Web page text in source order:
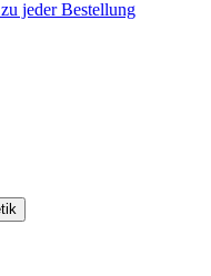
zu jeder Bestellung